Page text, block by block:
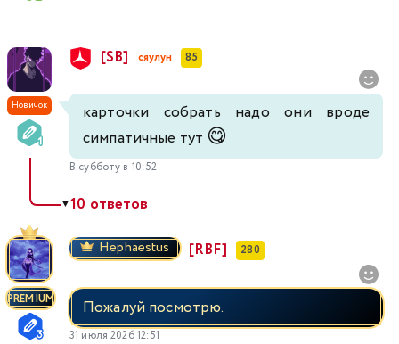
Новичок
[SB] сяулун 85
карточки собрать надо они вроде
симпатичные тут 😋
В субботу в 10:52
▼10 ответов
PREMIUM
Hephaestus [RBF] 280
Пожалуй посмотрю.
31 июля 2026 12:51